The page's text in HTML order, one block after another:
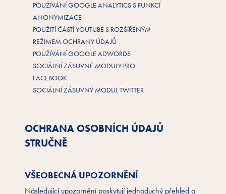
POUŽÍVÁNÍ GOOGLE ANALYTICS S FUNKCÍ
ANONYMIZACE
POUŽITÍ ČÁSTÍ YOUTUBE S ROZŠÍŘENÝM
REŽIMEM OCHRANY ÚDAJŮ
POUŽÍVÁNÍ GOOGLE ADWORDS
SOCIÁLNÍ ZÁSUVNÉ MODULY PRO
FACEBOOK
SOCIÁLNÍ ZÁSUVNÝ MODUL TWITTER
OCHRANA OSOBNÍCH ÚDAJŮ
STRUČNĚ
VŠEOBECNÁ UPOZORNĚNÍ
Následující upozornění poskytují jednoduchý přehled o